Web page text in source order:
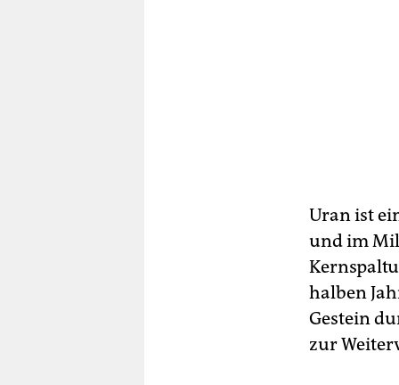
Uran ist
und im
halben
Gestein
zur